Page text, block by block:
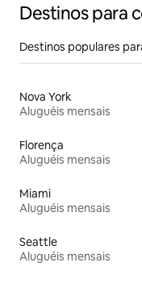
Destinos para
Destinos populares
Nova York
Aluguéis mensais
Florença
Aluguéis mensais
Miami
Aluguéis mensais
Seattle
Aluguéis mensais